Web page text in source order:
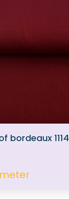
bordeaux 1114